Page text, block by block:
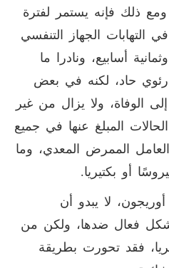
ذلك فإنه يستمر لفترة
التهابات الجهاز التنفسي
أسابيع، ونادرا ما
حاد، لكنه في بعض
الوفاة، ولا يزال من غير
المبلغ عنها في جميع
الممرض المعدي، وما
أو بكتيريا.
لا يبدو أن
فعال ضدها، ولكن من
فقد تحورت بطريقة